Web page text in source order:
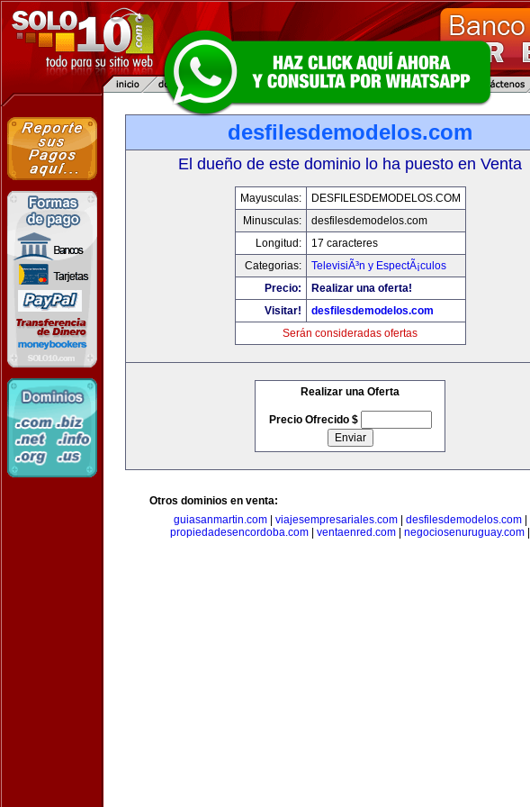
desfilesdemodelos.com
El dueño de este dominio lo ha puesto en Venta
Mayusculas:
DESFILESDEMODELOS.COM
Minusculas:
desfilesdemodelos.com
Longitud:
17 caracteres
Categorias:
TelevisiÃ³n y EspectÃ¡culos
Precio:
Realizar una oferta!
Visitar!
desfilesdemodelos.com
Serán consideradas ofertas
Realizar una Oferta
Precio Ofrecido $
Otros dominios en venta:
guiasanmartin.com| viajesempresariales.com| desfilesdemodelos.com|
propiedadesencordoba.com
ventaenred.com negociosenuruguay.com